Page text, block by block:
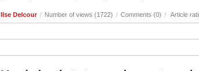
Ilse Delcour / Number of views (1722) / Comments (0) / Article